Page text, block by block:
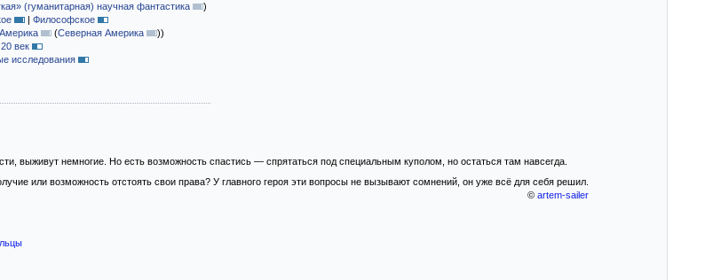
(гуманитарная) научная фантастика
)
| Философское
Америка (Северная Америка ))
20 век
исследования
выживут немногие. Но есть возможность спастись — спрятаться под специальным куполом, но остаться там навсегда.
или возможность отстоять свои права? У главного героя эти вопросы не вызывают сомнений, он уже всё для себя решил.
© artem-sailer